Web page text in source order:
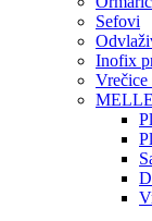
Sefovi
Inofix
Vrečice